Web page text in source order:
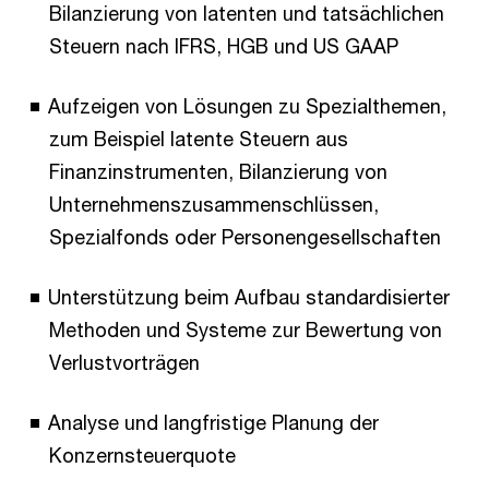
Bilanzierung von latenten und tatsächlichen
Steuern nach IFRS, HGB und US GAAP
Aufzeigen von Lösungen zu Spezialthemen,
zum Beispiel latente Steuern aus
Finanzinstrumenten, Bilanzierung von
Unternehmenszusammenschlüssen,
Spezialfonds oder Personengesellschaften
Unterstützung beim Aufbau standardisierter
Methoden und Systeme zur Bewertung von
Verlustvorträgen
Analyse und langfristige Planung der
Konzernsteuerquote